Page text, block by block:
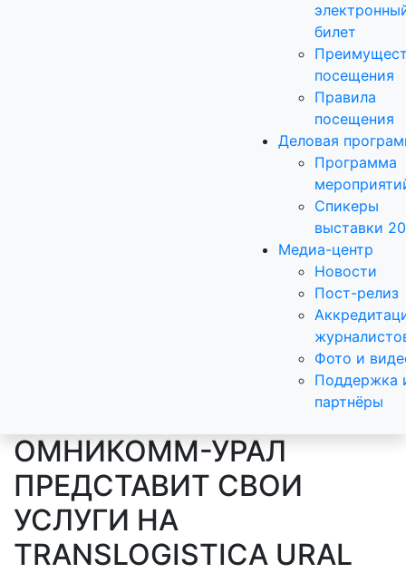
билет
посещения
Правила
посещения
Деловая
Программа
Спикеры
выставки
Медиа-центр
Новости
Пост-релиз
Фото и
Поддержка
партнёры
ОМНИКОММ-УРАЛ
ПРЕДСТАВИТ СВОИ
УСЛУГИ НА
TRANSLOGISTICA URAL